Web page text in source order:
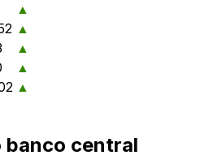
▲
▲
▲
▲
▲
banco central